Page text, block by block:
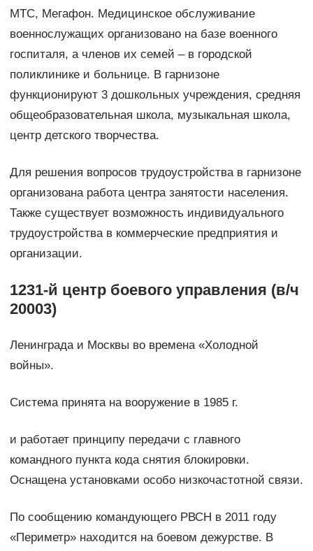
МТС, Мегафон. Медицинское обслуживание
военнослужащих организовано на базе военного
госпиталя, а членов их семей – в городской
поликлинике и больнице. В гарнизоне
функционируют 3 дошкольных учреждения, средняя
общеобразовательная школа, музыкальная школа,
центр детского творчества.
Для решения вопросов трудоустройства в гарнизоне
организована работа центра занятости населения.
Также существует возможность индивидуального
трудоустройства в коммерческие предприятия и
организации.
1231-й центр боевого управления (в/ч
20003)
Ленинграда и Москвы во времена «Холодной
войны».
Система принята на вооружение в 1985 г.
и работает принципу передачи с главного
командного пункта кода снятия блокировки.
Оснащена установками особо низкочастотной связи.
По сообщению командующего РВСН в 2011 году
«Периметр» находится на боевом дежурстве. В